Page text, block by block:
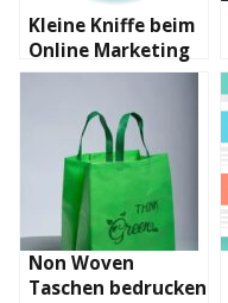
Kleine Kniffe beim
Online Marketing
Non Woven
Taschen bedrucken